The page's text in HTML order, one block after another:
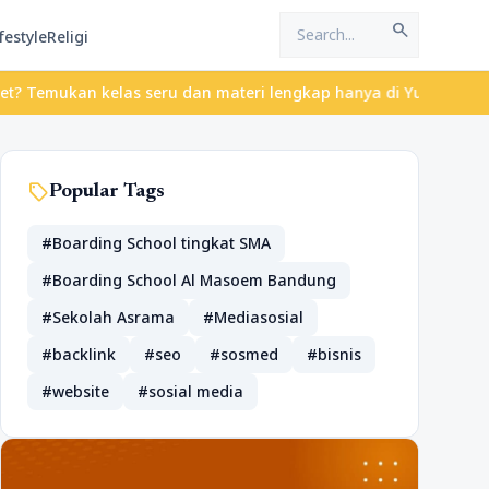
Religi search
kelas seru dan materi lengkap hanya di
sellPopular Tags
#Boarding School tingkat SMA
#Boarding School Al Masoem Bandung
#Sekolah Asrama
#Mediasosial
#backlink
#seo #sosmed
#bisnis
#website
#sosial media